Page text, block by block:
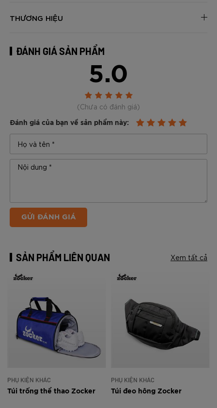
THƯƠNG HIỆU
ĐÁNH GIÁ SẢN PHẨM
5.0
(Chưa có đánh giá)
Đánh giá của bạn về sản phẩm này:
GỬI ĐÁNH GIÁ
SẢN PHẨM LIÊN QUAN Xem tất cả
PHỤ KIỆN KHÁC
Túi trống thể thao Zocker
PHỤ KIỆN KHÁC
Túi đeo hông Zocker